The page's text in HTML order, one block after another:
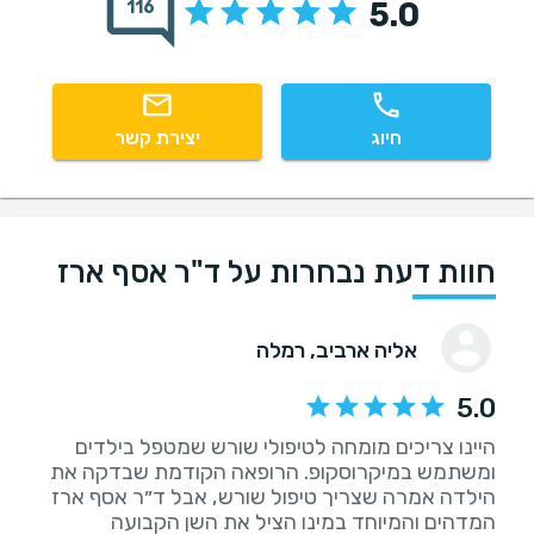
5.0
116
חיוג יצירת קשר
חוות דעת נבחרות על ד"ר אסף ארז
אליה ארביב, רמלה
5.0
היינו צריכים מומחה לטיפולי שורש שמטפל בילדים
ומשתמש במיקרוסקופ. הרופאה הקודמת שבדקה את
הילדה אמרה שצריך טיפול שורש, אבל ד״ר אסף ארז
המדהים והמיוחד במינו הציל את השן הקבועה